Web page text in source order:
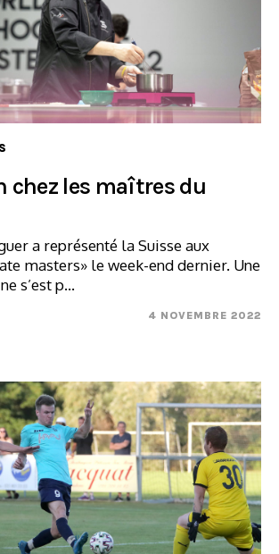
chez les maîtres du
a représenté la Suisse aux
masters» le week-end dernier. Une
s’est p...
4 NOVEMBRE 2022